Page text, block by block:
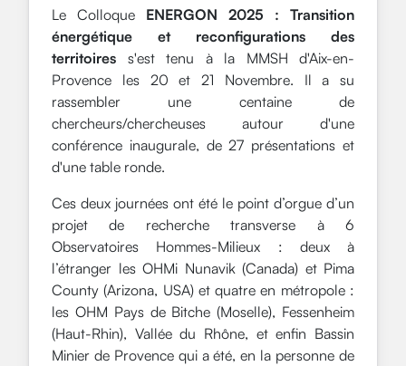
Le Colloque ENERGON 2025 : Transition
énergétique et reconfigurations des
territoires s'est tenu à la MMSH d'Aix-en-
Provence les 20 et 21 Novembre. Il a su
rassembler une centaine de
chercheurs/chercheuses autour d'une
conférence inaugurale, de 27 présentations et
d'une table ronde.
Ces deux journées ont été le point d’orgue d’un
projet de recherche transverse à 6
Observatoires Hommes-Milieux : deux à
l’étranger les OHMi Nunavik (Canada) et Pima
County (Arizona, USA) et quatre en métropole :
les OHM Pays de Bitche (Moselle), Fessenheim
(Haut-Rhin), Vallée du Rhône, et enfin Bassin
Minier de Provence qui a été, en la personne de